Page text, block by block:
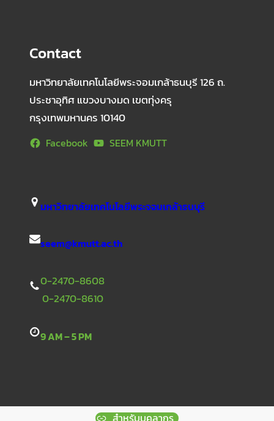
Contact
มหาวิทยาลัยเทคโนโลยีพระจอมเกล้าธนบุรี 126 ถ.
ประชาอุทิศ แขวงบางมด เขตทุ่งครุ
กรุงเทพมหานคร 10140
Facebook SEEM KMUTT
มหาวิทยาลัยเทคโนโลยีพระจอมเกล้าธนบุรี
seem@kmutt.ac.th
0-2470-8608
0-2470-8610
9 AM – 5 PM